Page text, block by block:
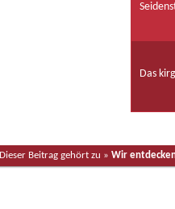
Das
Dieser Beitrag gehört zu » Wir